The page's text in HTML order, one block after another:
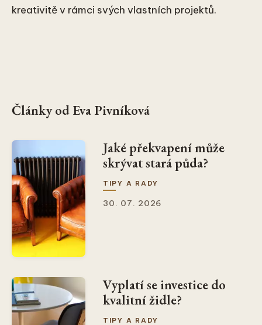
kreativitě v rámci svých vlastních projektů.
Články od Eva Pivníková
Jaké překvapení může
skrývat stará půda?
TIPY A RADY
30. 07. 2026
Vyplatí se investice do
kvalitní židle?
TIPY A RADY